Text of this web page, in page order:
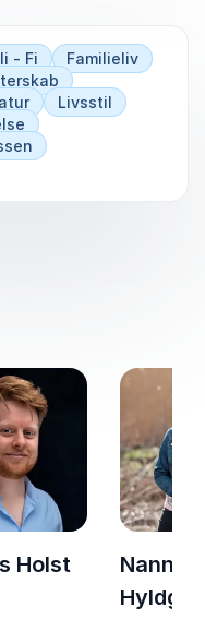
- Fi
Familieliv
Livsstil
Holst
Nanna